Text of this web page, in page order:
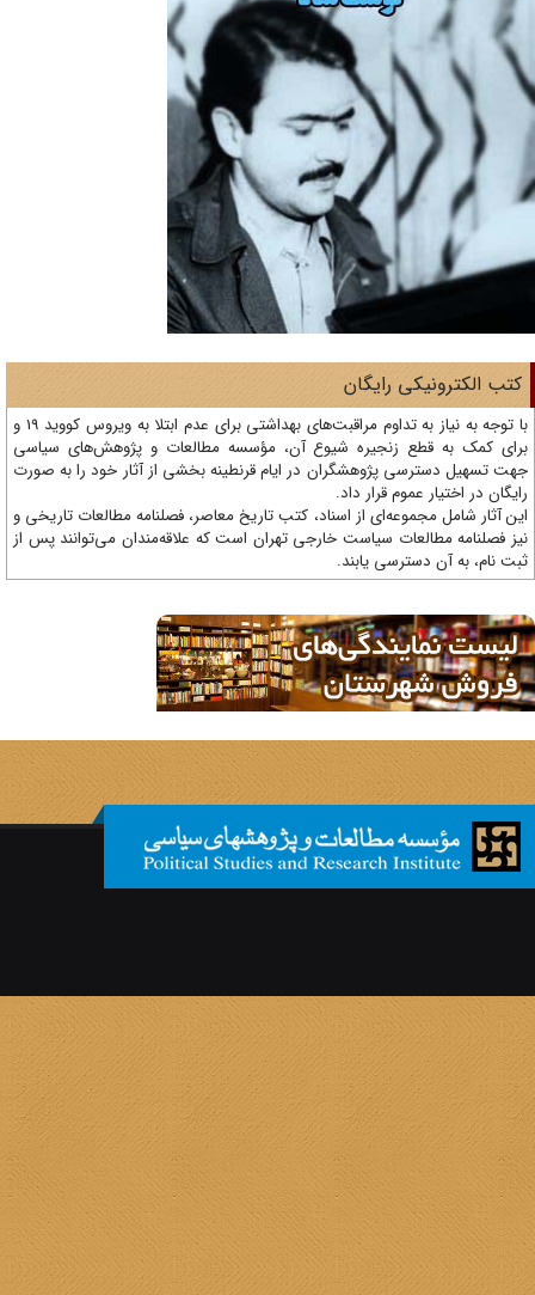
الکترونیکی رایگان
با توجه به نیاز به تداوم مراقبت‌های بهداشتی برای عدم ابتلا به ویروس کووید 19 و
کمک به قطع زنجیره شیوع آن، مؤسسه مطالعات و پژوهش‌های سیاسی
تسهیل دسترسی پژوهشگران در ایام قرنطینه بخشی از آثار خود را به صورت
در اختیار عموم قرار داد.
آثار شامل مجموعه‌ای از اسناد، کتب تاریخ معاصر، فصلنامه‌ مطالعات تاریخی و
فصلنامه مطالعات سیاست خارجی تهران است که علاقه‌مندان می‌توانند پس از
نام، به آن دسترسی یابند.